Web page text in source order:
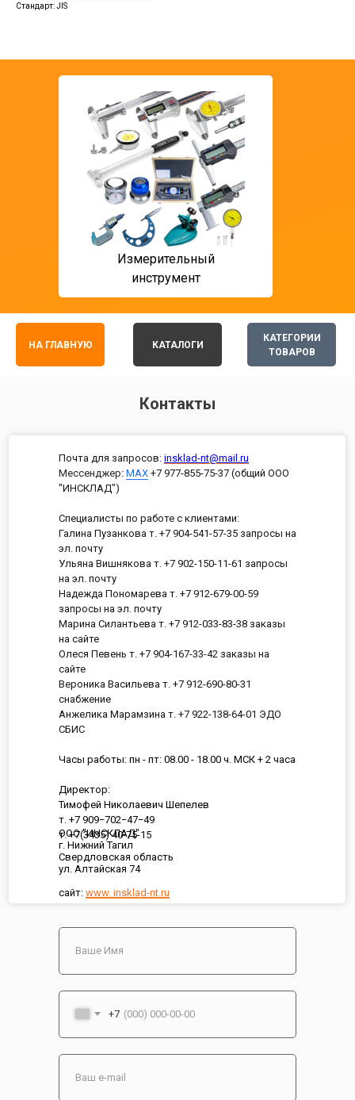
Стандарт: JIS
Измерительный
инструмент
КАТЕГОРИИ
ТОВАРОВ
НА ГЛАВНУЮ КАТАЛОГИ
Контакты
ООО "ИНСКЛАД"
г. Нижний Тагил
Свердловская область
ул. Алтайская 74
сайт: www. insklad-nt.ru
Почта для запросов: insklad-nt@mail.ru
Мессенджер: MAX +7 977-855-75-37 (общий ООО
"ИНСКЛАД")
Специалисты по работе с клиентами:
Галина Пузанкова т. +7 904-541-57-35 запросы на
эл. почту
Ульяна Вишнякова т. +7 902-150-11-61 запросы
на эл. почту
Надежда Пономарева т. +7 912-679-00-59
запросы на эл. почту
Марина Силантьева т. +7 912-033-83-38 заказы
на сайте
Олеся Певень т. +7 904-167-33-42 заказы на
сайте
Вероника Васильева т. +7 912-690-80-31
снабжение
Анжелика Марамзина т. +7 922-138-64-01 ЭДО
СБИС
Часы работы: пн - пт: 08.00 - 18.00 ч. МСК + 2 часа
Директор:
Тимофей Николаевич Шепелев
т. +7 909−702−47−49
т. +7(3435) 40-75-15
+7